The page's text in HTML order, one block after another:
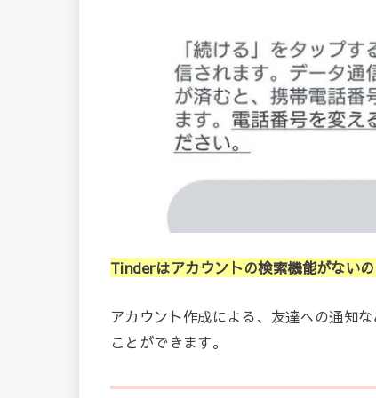
Tinderはアカウントの検索機能がない
アカウント作成による、友達への通知
ことができます。